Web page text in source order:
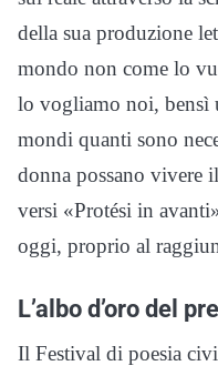
della sua produzione
mondo non come lo
lo vogliamo noi, bensì
mondi quanti sono
donna possano vivere
versi «Protési in
oggi, proprio al
L’albo d’oro del
Il Festival di poesia